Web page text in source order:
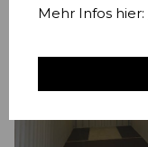
Mehr Infos hier: